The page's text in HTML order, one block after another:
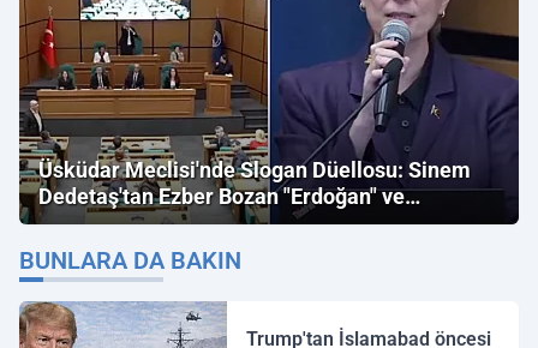
Üsküdar Meclisi'nde Slogan Düellosu: Sinem
Dedetaş'tan Ezber Bozan "Erdoğan" ve
"İmamoğlu" Çıkışı!
BUNLARA DA BAKIN
Trump'tan İslamabad öncesi